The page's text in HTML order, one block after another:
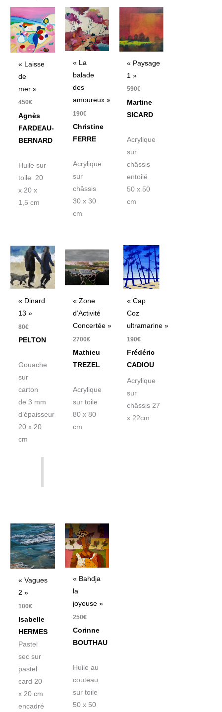
« Laisse
de
mer »
450€
Agnès
FARDEAU-
BERNARD
Huile sur
toile 20
x 20 x
1,5 cm
« La
balade
des
amoureux »
190€
Christine
FERRE
Acrylique
sur
châssis
30 x 30
cm
« Paysage
1 »
590€
Martine
SICARD
Acrylique
sur
châssis
entoilé
50 x 50
cm
« Dinard
13 »
80€
PELTON
Gouache
sur
carton
de 3 mm
d’épaisseur
20 x 20
cm
« Zone
d’Activité
Concertée »
2700€
Mathieu
TREZEL
Acrylique
sur toile
80 x 80
cm
« Cap
Coz
ultramarine »
190€
Frédéric
CADIOU
Acrylique
sur
châssis 27
x 22cm
« Vagues
2 »
100€
Isabelle
HERMES
Pastel
sec sur
pastel
card 20
x 20 cm
encadré
« Bahdja
la
joyeuse »
250€
Corinne
BOUTHAU
Huile au
couteau
sur toile
50 x 50